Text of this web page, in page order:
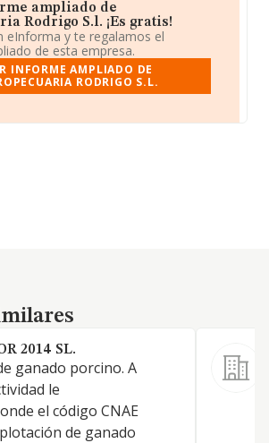
ampliado de
Rodrigo S.l. ¡Es gratis!
eInforma y te regalamos el
de esta empresa.
INFORME AMPLIADO DE
RODRIGO S.L.
2014 SL.
ganado porcino. A
le
el código CNAE
de ganado